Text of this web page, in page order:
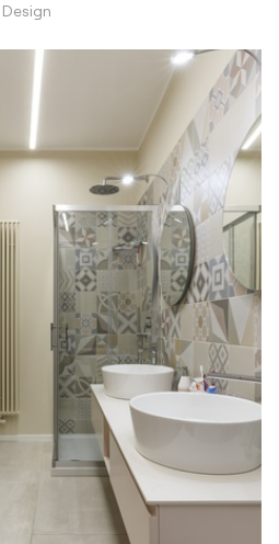
Design